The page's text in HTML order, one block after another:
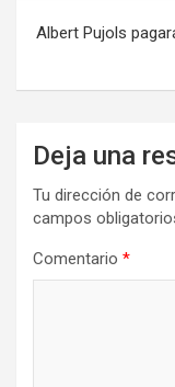
entradas
Albert Pujols
Deja una
Tu dirección de
campos
Comentario *